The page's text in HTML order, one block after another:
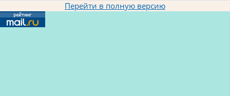
Перейти в полную версию